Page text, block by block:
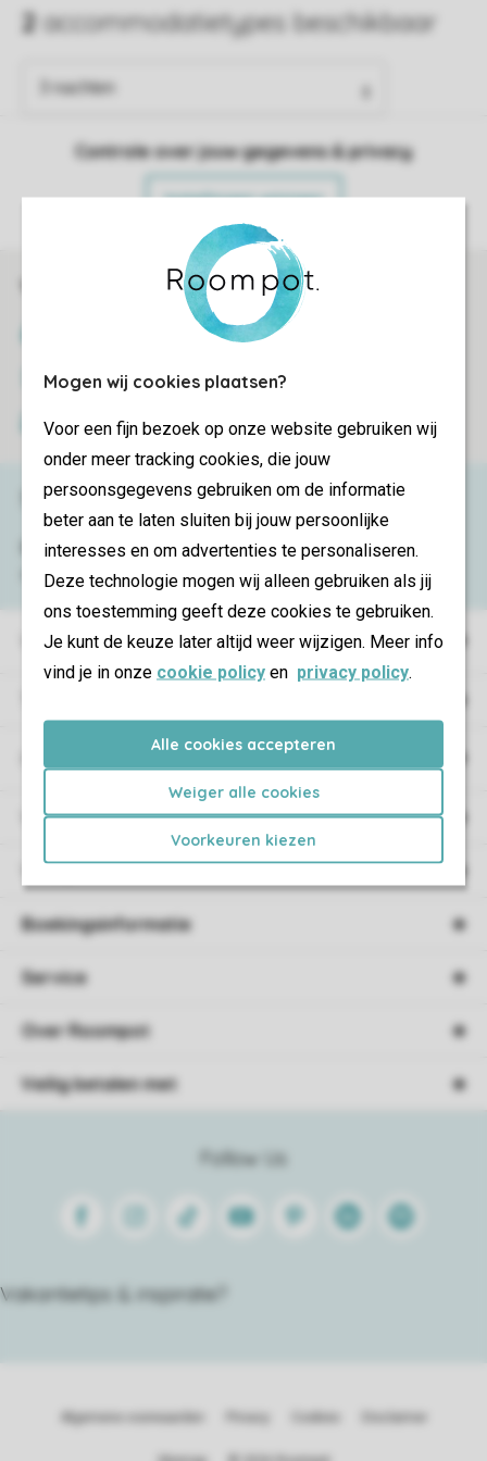
Mogen wij cookies plaatsen?
Voor een fijn bezoek op onze website gebruiken wij
onder meer tracking cookies, die jouw
persoonsgegevens gebruiken om de informatie
beter aan te laten sluiten bij jouw persoonlijke
interesses en om advertenties te personaliseren.
Deze technologie mogen wij alleen gebruiken als jij
ons toestemming geeft deze cookies te gebruiken.
Je kunt de keuze later altijd weer wijzigen. Meer info
vind je in onze cookie policy en privacy policy.
Alle cookies accepteren
Weiger alle cookies
Voorkeuren kiezen
Controle over jouw gegevens & privacy
Instellingen wijzigen
Veilig en snel online boeken
Veilige gegevensoverdracht
Veilige betaling
Vakantieparken
Campings
Vakantieverblijf
Verblijf
Service & contact
Bekijk deveelgestelde vragenof neem
contact op met het Contact Center .
Follow Us
FacebookInstagram
Tiktok Youtube PinterestLinkedinSpotify
Vakantietips & inspiratie?
Boekingsinformatie
Service
Over Roompot
Veilig betalen met